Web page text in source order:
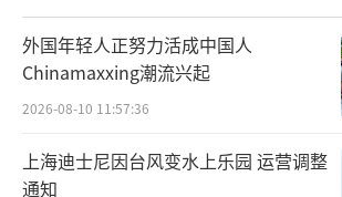
外国年轻人正努力活成中国人
Chinamaxxing潮流兴起
2026-08-10 11:57:36
上海迪士尼因台风变水上乐园 运营调整
通知